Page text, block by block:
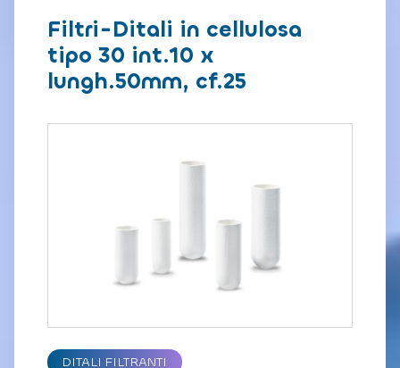
Filtri-Ditali in cellulosa
tipo 30 int.10 x
lungh.50mm, cf.25
DITALI FILTRANTI